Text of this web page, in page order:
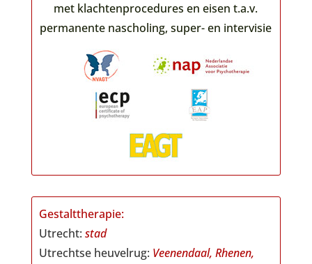
met klachtenprocedures en eisen t.a.v.
permanente nascholing, super- en intervisie
Gestalttherapie:
Utrecht: stad
Utrechtse heuvelrug: Veenendaal, Rhenen,